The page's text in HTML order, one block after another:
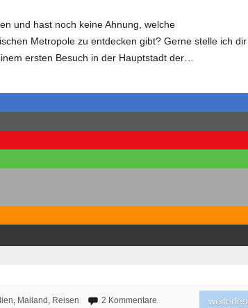
und hast noch keine Ahnung, welche
Metropole zu entdecken gibt? Gerne stelle ich dir
ersten Besuch in der Hauptstadt der…
, Mailand , Reisen 2 Kommentare